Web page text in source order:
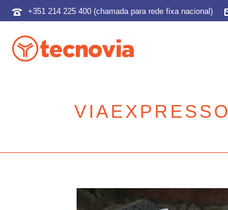
+351 214 225 400 (chamada para rede fixa nacional)
VIAEXPRESSO